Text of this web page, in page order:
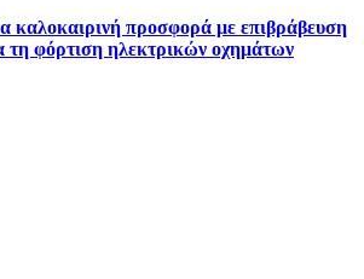
προσφορά με επιβράβευση
τη φόρτιση ηλεκτρικών οχημάτων